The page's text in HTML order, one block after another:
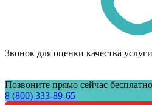
Звонок для оценки качества услуги
Позвоните прямо сейчас
8 (800) 333-89-65